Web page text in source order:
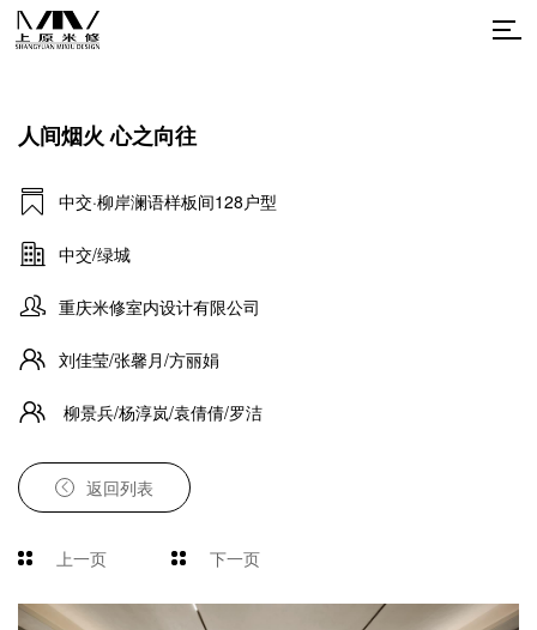
人间烟火 心之向往
中交·柳岸澜语样板间128户型
中交/绿城
重庆米修室内设计有限公司
刘佳莹/张馨月/方丽娟
柳景兵/杨淳岚/袁倩倩/罗洁
返回列表
上一页 下一页